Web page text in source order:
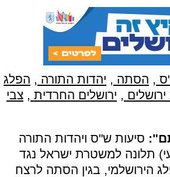
, הסתה , יהדות התורה , הפלג
, ירושלים החרדית , צבי
סיעות ש"ס ויהדות התורה
תלונה למשטרת ישראל נגד
הירושלמי, בגין הסתה לרצח